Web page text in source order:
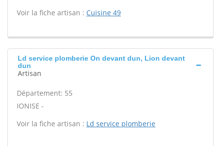
Voir la fiche artisan : Cuisine 49
Ld service plomberie On devant dun, Lion devant
dun
Artisan
Département: 55
IONISE -
Voir la fiche artisan : Ld service plomberie